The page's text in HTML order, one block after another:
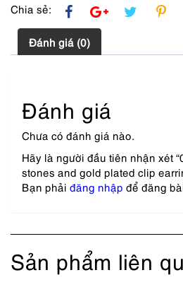
Chia sẻ:
Đánh giá (0)
Đánh giá
Chưa có đánh giá nào.
Hãy là người đầu tiên nhận xét
stones and gold plated clip
Bạn phải đăng nhập để đăng
Sản phẩm liên